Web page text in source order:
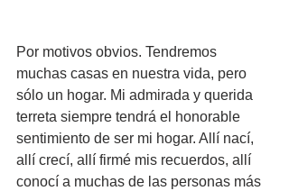
Por motivos obvios. Tendremos
muchas casas en nuestra vida, pero
sólo un hogar. Mi admirada y querida
terreta siempre tendrá el honorable
sentimiento de ser mi hogar. Allí nací,
allí crecí, allí firmé mis recuerdos, allí
conocí a muchas de las personas más